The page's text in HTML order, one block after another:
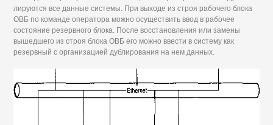
лируются все данные системы. При выходе из строя рабочего блока
ОВБ по команде оператора можно осуществить ввод в рабочее
состояние резервного блока. После восстановления или замены
вышедшего из строя блока ОВБ его можно ввести в систему как
резервный с организацией дублирования на нем данных.